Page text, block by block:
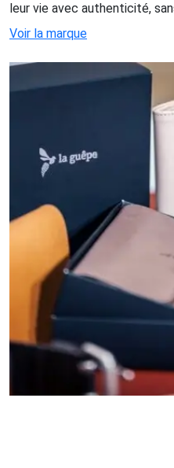
leur vie avec authenticité,
Voir la marque